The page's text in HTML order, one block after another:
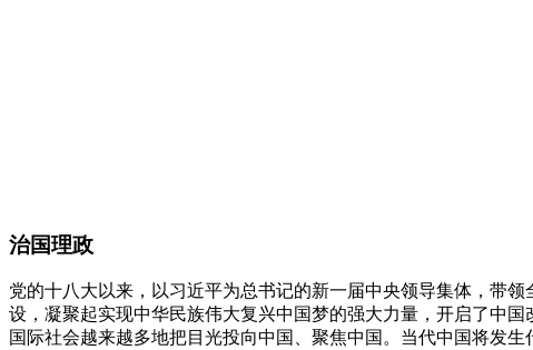
治国理政
党的十八大以来，以习近平为总书记的新一届中央领导集体，带
设，凝聚起实现中华民族伟大复兴中国梦的强大力量，开启了中
国际社会越来越多地把目光投向中国、聚焦中国。当代中国将发